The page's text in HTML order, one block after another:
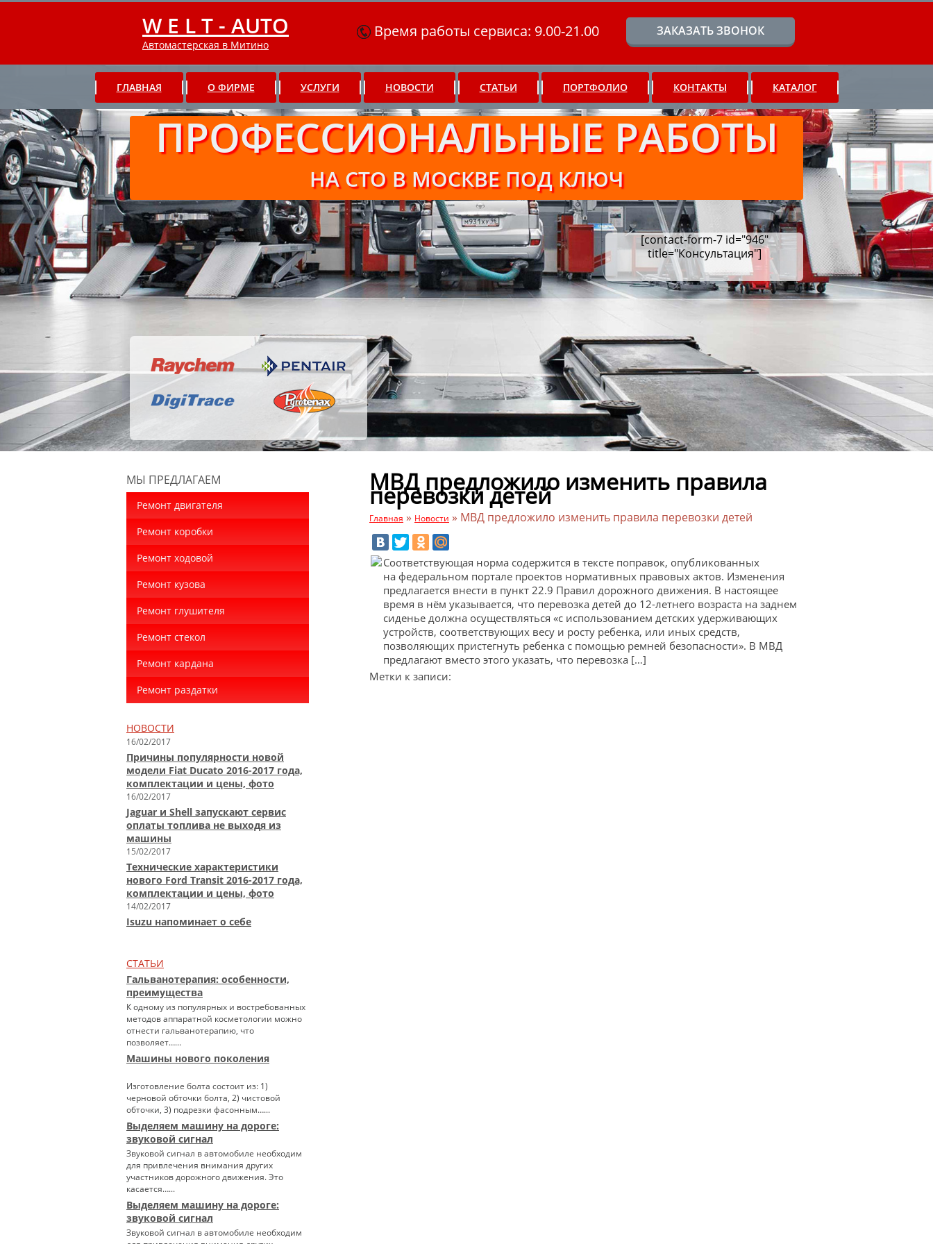
W E L T - AUTO
Автомастерская в Митино
Время работы сервиса: 9.00-21.00 ЗАКАЗАТЬ ЗВОНОК
ГЛАВНАЯ О ФИРМЕ УСЛУГИ НОВОСТИ СТАТЬИ ПОРТФОЛИО КОНТАКТЫ КАТАЛОГ
ПРОФЕССИОНАЛЬНЫЕ РАБОТЫ
НА СТО В МОСКВЕ ПОД КЛЮЧ
[contact-form-7 id="946"
title="Консультация"]
МЫ ПРЕДЛАГАЕМ
Ремонт двигателя
Ремонт коробки
Ремонт ходовой
Ремонт кузова
Ремонт глушителя
Ремонт стекол
Ремонт кардана
Ремонт раздатки
НОВОСТИ
16/02/2017
Причины популярности новой
модели Fiat Ducato 2016-2017 года,
комплектации и цены, фото
16/02/2017
Jaguar и Shell запускают сервис
оплаты топлива не выходя из
машины
15/02/2017
Технические характеристики
нового Ford Transit 2016-2017 года,
комплектации и цены, фото
14/02/2017
Isuzu напоминает о себе
СТАТЬИ
Гальванотерапия: особенности,
преимущества
К одному из популярных и востребованных
методов аппаратной косметологии можно
отнести гальванотерапию, что
позволяет…...
Машины нового поколения
Изготовление болта состоит из: 1)
черновой обточки болта, 2) чистовой
обточки, 3) подрезки фасонным…...
Выделяем машину на дороге:
звуковой сигнал
Звуковой сигнал в автомобиле необходим
для привлечения внимания других
участников дорожного движения. Это
касается…...
Выделяем машину на дороге:
звуковой сигнал
Звуковой сигнал в автомобиле необходим
МВД предложило изменить правила
перевозки детей
Главная » Новости » МВД предложило изменить правила перевозки детей
Соответствующая норма содержится в тексте поправок, опубликованных
на федеральном портале проектов нормативных правовых актов. Изменения
предлагается внести в пункт 22.9 Правил дорожного движения. В настоящее
время в нём указывается, что перевозка детей до 12-летнего возраста на заднем
сиденье должна осуществляться «с использованием детских удерживающих
устройств, соответствующих весу и росту ребенка, или иных средств,
позволяющих пристегнуть ребенка с помощью ремней безопасности». В МВД
предлагают вместо этого указать, что перевозка […]
Метки к записи: